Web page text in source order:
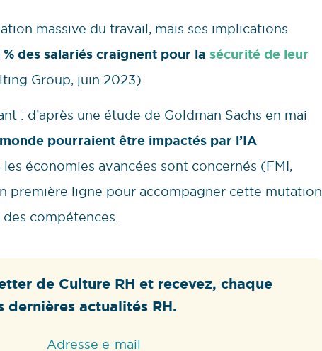
massive du travail, mais ses implications
% des salariés craignent pour la sécurité de leur
Group, juin 2023).
: d’après une étude de Goldman Sachs en mai
pourraient être impactés par l’IA
économies avancées sont concernés (FMI,
première ligne pour accompagner cette mutation
compétences.
de Culture RH et recevez, chaque
dernières actualités RH.
Adresse e-mail